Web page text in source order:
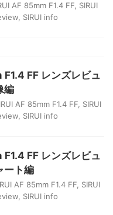
AF 85mm F1.4 FF SIRUI
SIRUI info
FF レンズレビュ
編
AF 85mm F1.4 FF SIRUI
SIRUI info
FF レンズレビュ
ート編
AF 85mm F1.4 FF SIRUI
SIRUI info